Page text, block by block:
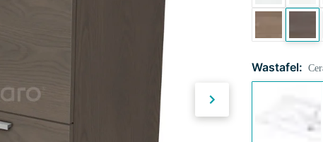
Wastafel: